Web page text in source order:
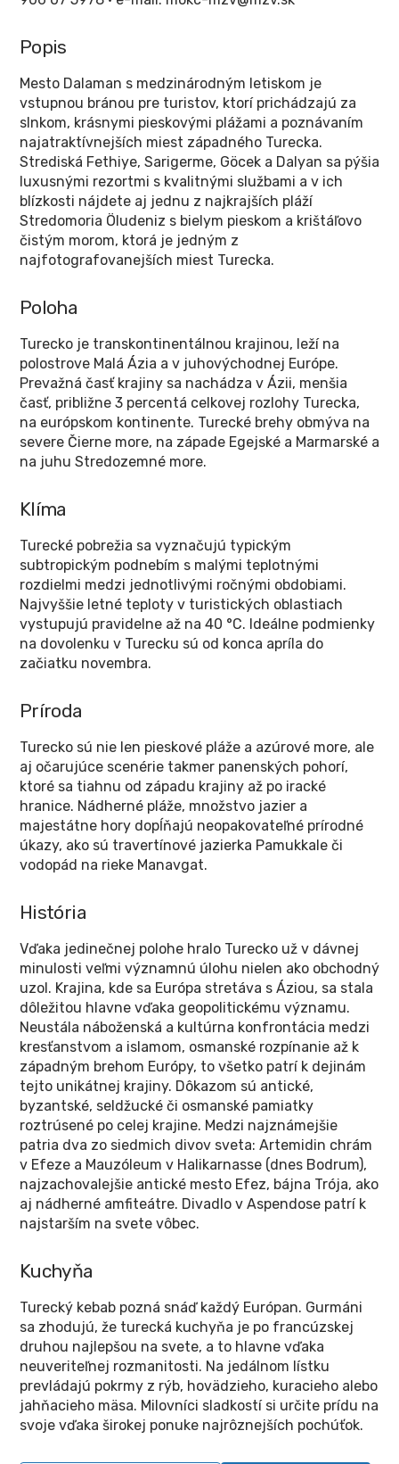
Popis
Mesto Dalaman s medzinárodným letiskom je
vstupnou bránou pre turistov, ktorí prichádzajú za
slnkom, krásnymi pieskovými plážami a poznávaním
najatraktívnejších miest západného Turecka.
Strediská Fethiye, Sarigerme, Göcek a Dalyan sa pýšia
luxusnými rezortmi s kvalitnými službami a v ich
blízkosti nájdete aj jednu z najkrajších pláží
Stredomoria Öludeniz s bielym pieskom a krištáľovo
čistým morom, ktorá je jedným z
najfotografovanejších miest Turecka.
Poloha
Turecko je transkontinentálnou krajinou, leží na
polostrove Malá Ázia a v juhovýchodnej Európe.
Prevažná časť krajiny sa nachádza v Ázii, menšia
časť, približne 3 percentá celkovej rozlohy Turecka,
na európskom kontinente. Turecké brehy obmýva na
severe Čierne more, na západe Egejské a Marmarské a
na juhu Stredozemné more.
Klíma
Turecké pobrežia sa vyznačujú typickým
subtropickým podnebím s malými teplotnými
rozdielmi medzi jednotlivými ročnými obdobiami.
Najvyššie letné teploty v turistických oblastiach
vystupujú pravidelne až na 40 °C. Ideálne podmienky
na dovolenku v Turecku sú od konca apríla do
začiatku novembra.
Príroda
Turecko sú nie len pieskové pláže a azúrové more, ale
aj očarujúce scenérie takmer panenských pohorí,
ktoré sa tiahnu od západu krajiny až po iracké
hranice. Nádherné pláže, množstvo jazier a
majestátne hory dopĺňajú neopakovateľné prírodné
úkazy, ako sú travertínové jazierka Pamukkale či
vodopád na rieke Manavgat.
História
Vďaka jedinečnej polohe hralo Turecko už v dávnej
minulosti veľmi významnú úlohu nielen ako obchodný
uzol. Krajina, kde sa Európa stretáva s Áziou, sa stala
dôležitou hlavne vďaka geopolitickému významu.
Neustála náboženská a kultúrna konfrontácia medzi
kresťanstvom a islamom, osmanské rozpínanie až k
západným brehom Európy, to všetko patrí k dejinám
tejto unikátnej krajiny. Dôkazom sú antické,
byzantské, seldžucké či osmanské pamiatky
roztrúsené po celej krajine. Medzi najznámejšie
patria dva zo siedmich divov sveta: Artemidin chrám
v Efeze a Mauzóleum v Halikarnasse (dnes Bodrum),
najzachovalejšie antické mesto Efez, bájna Trója, ako
aj nádherné amfiteátre. Divadlo v Aspendose patrí k
najstarším na svete vôbec.
Kuchyňa
Turecký kebab pozná snáď každý Európan. Gurmáni
sa zhodujú, že turecká kuchyňa je po francúzskej
druhou najlepšou na svete, a to hlavne vďaka
neuveriteľnej rozmanitosti. Na jedálnom lístku
prevládajú pokrmy z rýb, hovädzieho, kuracieho alebo
jahňacieho mäsa. Milovníci sladkostí si určite prídu na
svoje vďaka širokej ponuke najrôznejších pochúťok.